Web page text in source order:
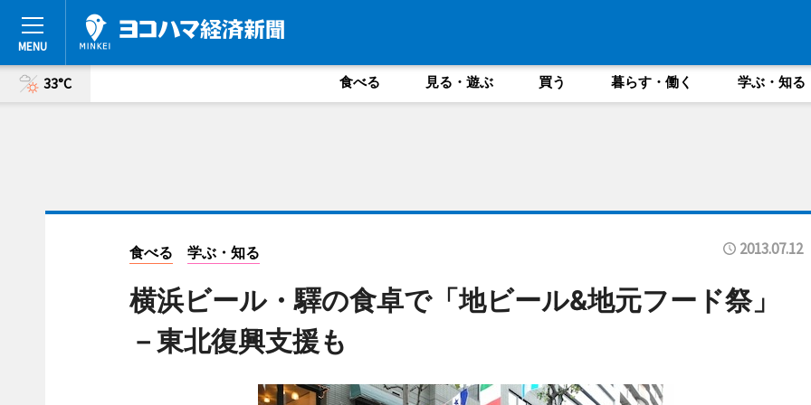
33°C 食べる 見る・遊ぶ 買う 暮らす・働く 学ぶ・知る
食べる 学ぶ・知る 2013.07.12
横浜ビール・驛の食卓で「地ビール&地元フード祭」
－東北復興支援も